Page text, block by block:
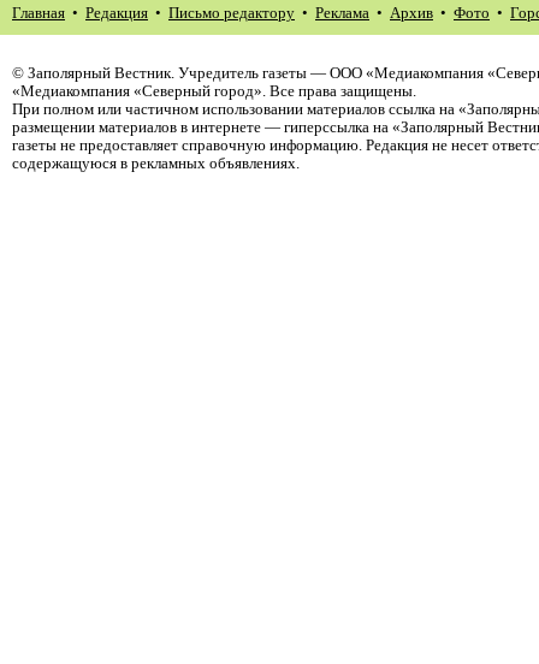
Главная • Редакция • Письмо редактору • Реклама • Архив • Фото •
© Заполярный Вестник. Учредитель газеты — ООО «Медиакомпания
«Медиакомпания «Северный город». Все права защищены.
При полном или частичном использовании материалов ссылка на
размещении материалов в интернете — гиперссылка на «Заполярный
газеты не предоставляет справочную информацию. Редакция не несет
содержащуюся в рекламных объявлениях.